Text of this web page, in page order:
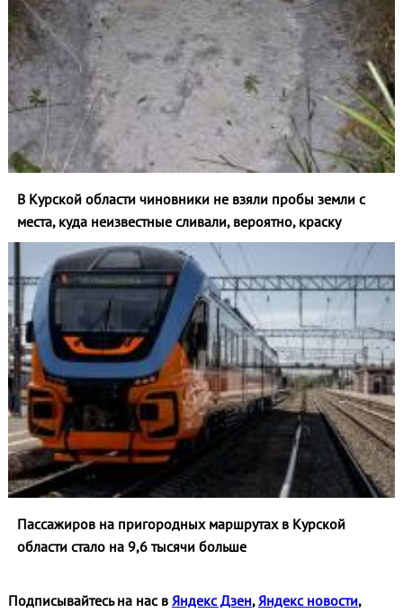
В Курской области чиновники не взяли пробы земли с
места, куда неизвестные сливали, вероятно, краску
Пассажиров на пригородных маршрутах в Курской
области стало на 9,6 тысячи больше
Подписывайтесь на нас в Яндекс Дзен,Яндекс новости,